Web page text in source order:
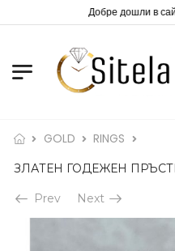
Добре дошли в
GOLD
RINGS
ЗЛАТЕН ГОДЕЖЕН
Prev Next